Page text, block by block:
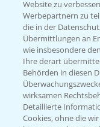
KONTAKT
Hilfe in
T.+49
Website zu
Werbepartnern zu
die in der
Übermittlungen an
wie insbesondere
Ihre derart
Behörden in diesen
wirksamen
Detaillierte
Cookies, ohne die